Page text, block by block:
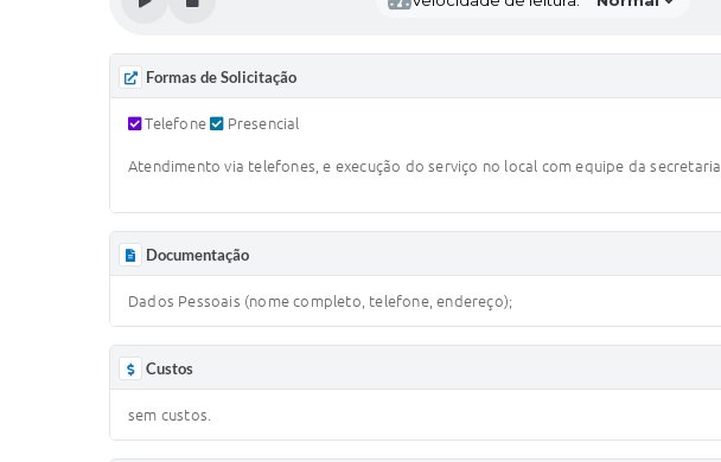
Formas de Solicitação
Telefone Presencial
Atendimento via telefones, e execução do serviço no local com equipe da secretaria.
Documentação
Dados Pessoais (nome completo, telefone, endereço);
Custos
sem custos.